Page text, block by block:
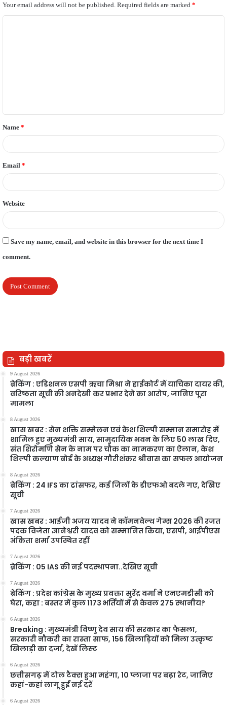
Your email address will not be published. Required fields are marked *
t
*
Name *
Email *
Website
Save my name, email, and website in this browser for the next time I
comment.
बड़ी खबरें
9 August 2026
ब्रेकिंग : एडिशनल एसपी ऋचा मिश्रा ने हाईकोर्ट में याचिका दायर की,
वरिष्ठता सूची की अनदेखी कर प्रभार देने का आरोप, जानिए पूरा
मामला
8 August 2026
खास खबर : सेन शक्ति सम्मेलन एवं केश शिल्पी सम्मान समारोह में
शामिल हुए मुख्यमंत्री साय, सामुदायिक भवन के लिए 50 लाख दिए,
संत शिरोमणि सेन के नाम पर चौक का नामकरण का ऐलान, केश
शिल्पी कल्याण बोर्ड के अध्यक्ष गौरीशंकर श्रीवास का सफल आयोजन
8 August 2026
ब्रेकिंग : 24 IFS का ट्रांसफर, कई जिलों के डीएफओ बदले गए, देखिए
सूची
7 August 2026
खास खबर : आईजी अजय यादव ने कॉमनवेल्थ गेम्स 2026 की रजत
पदक विजेता ज्ञानेश्वरी यादव को सम्मानित किया, एसपी, आईपीएस
अंकिता शर्मा उपस्थित रहीं
7 August 2026
ब्रेकिंग : 05 IAS की नई पदस्थापना..देखिए सूची
7 August 2026
ब्रेकिंग : प्रदेश कांग्रेस के मुख्य प्रवक्ता सुरेंद्र वर्मा ने एनएमडीसी को
घेरा, कहा : बस्तर में कुल 1173 भर्तियों में से केवल 275 स्थानीय?
6 August 2026
Breaking : मुख्यमंत्री विष्णु देव साय की सरकार का फैसला,
सरकारी नौकरी का रास्ता साफ, 156 खिलाड़ियों को मिला उत्कृष्ट
खिलाड़ी का दर्जा, देखें लिस्‍ट
6 August 2026
छत्तीसगढ़ में टोल टैक्स हुआ महंगा, 10 प्लाजा पर बढ़ा रेट, जानिए
कहां-कहां लागू हुईं नई दरें
6 August 2026